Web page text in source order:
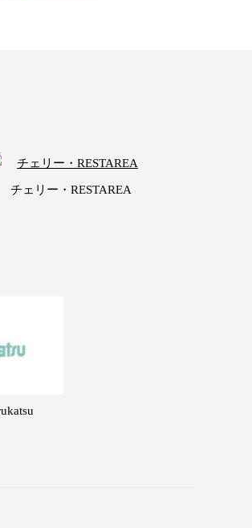
チェリー・RESTAREA